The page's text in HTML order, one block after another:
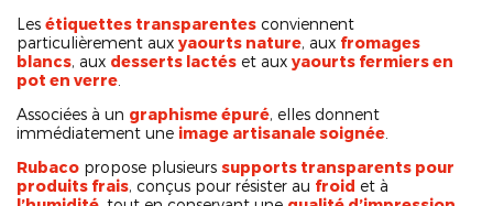
Les étiquettes transparentes conviennent
particulièrement aux yaourts nature, aux fromages
blancs, aux desserts lactés et aux yaourts fermiers en
pot en verre
Associées à un graphisme épuré, elles donnent
immédiatement une image artisanale soignée
Rubaco propose plusieurs supports transparents pour
produits frais, conçus pour résister au froid et à